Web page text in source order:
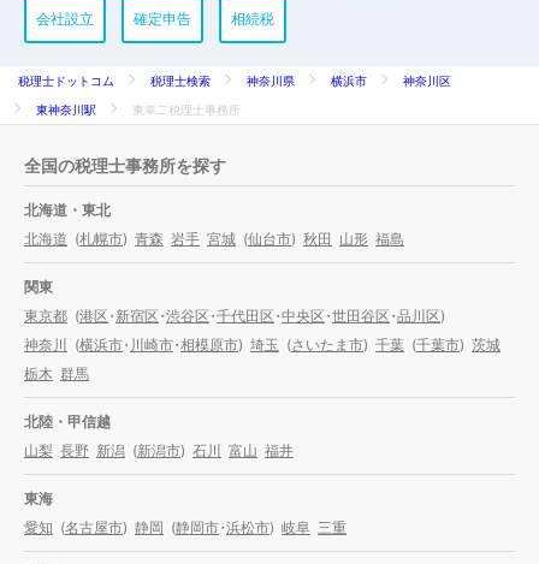
会社設立 確定申告 相続税
税理士ドットコム 税理士検索 神奈川県 横浜市
神奈川区
東神奈川駅
東幸二税理士事務所
全国の税理士事務所を探す
北海道・東北
北海道 (札幌市) 青森 岩手 宮城 (仙台市) 秋田 山形 福島
関東
東京都 (港区・新宿区・渋谷区・千代田区・中央区・世田谷区・品川区)
神奈川 (横浜市・川崎市・相模原市) 埼玉 (さいたま市) 千葉 (千葉市) 茨城
栃木 群馬
北陸・甲信越
山梨 長野 新潟 (新潟市) 石川 富山 福井
東海
愛知 (名古屋市) 静岡 (静岡市・浜松市) 岐阜 三重